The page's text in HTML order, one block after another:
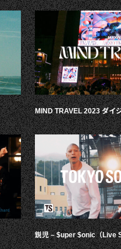
MIND TRAVEL 2023 ダイ
鋭児 – $uper $onic（Live